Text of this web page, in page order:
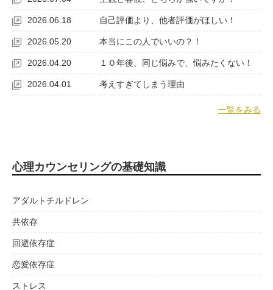
2026.06.18 自己評価より、他者評価がほしい！
2026.05.20 本当にこの人でいいの？！
2026.04.20 １０年後、同じ悩みで、悩みたくない！
2026.04.01 考えすぎてしまう理由
一覧をみる
心理カウンセリングの基礎知識
アダルトチルドレン
共依存
回避依存症
恋愛依存症
ストレス